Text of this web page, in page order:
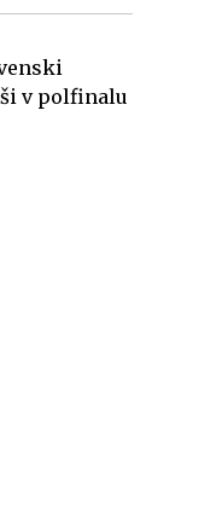
v polfinalu